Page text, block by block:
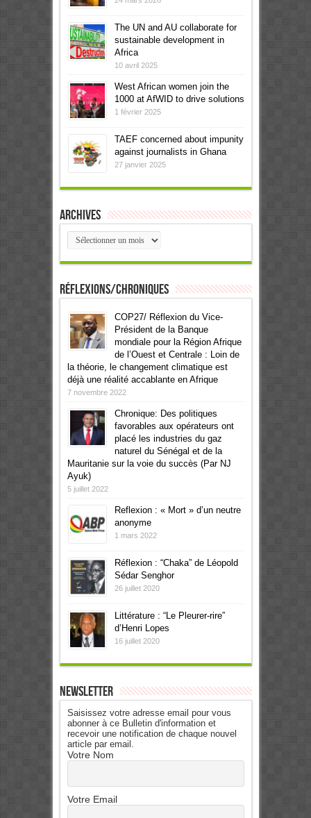
The UN and AU collaborate for
sustainable development in
Africa
10 avril 2025
West African women join the
1000 at AfWID to drive solutions
1 février 2025
TAEF concerned about impunity
against journalists in Ghana
27 janvier 2025
Archives
Archives
Réflexions/Chroniques
COP27/ Réflexion du Vice-
Président de la Banque
mondiale pour la Région Afrique
de l’Ouest et Centrale : Loin de
la théorie, le changement climatique est
déjà une réalité accablante en Afrique
7 novembre 2022
Chronique: Des politiques
favorables aux opérateurs ont
placé les industries du gaz
naturel du Sénégal et de la
Mauritanie sur la voie du succès (Par NJ
Ayuk)
5 juillet 2022
Reflexion : « Mort » d’un neutre
anonyme
1 mars 2022
Réflexion : “Chaka” de Léopold
Sédar Senghor
26 juillet 2020
Littérature : “Le Pleurer-rire”
d’Henri Lopes
16 juillet 2020
Newsletter
Saisissez votre adresse email pour vous
abonner à ce Bulletin d'information et
recevoir une notification de chaque nouvel
article par email.
Votre Nom
Votre Email